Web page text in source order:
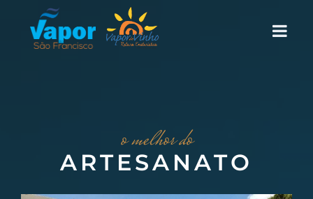
o melhor do
ARTESANATO